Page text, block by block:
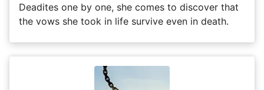
Deadites one by one, she comes to discover that
the vows she took in life survive even in death.